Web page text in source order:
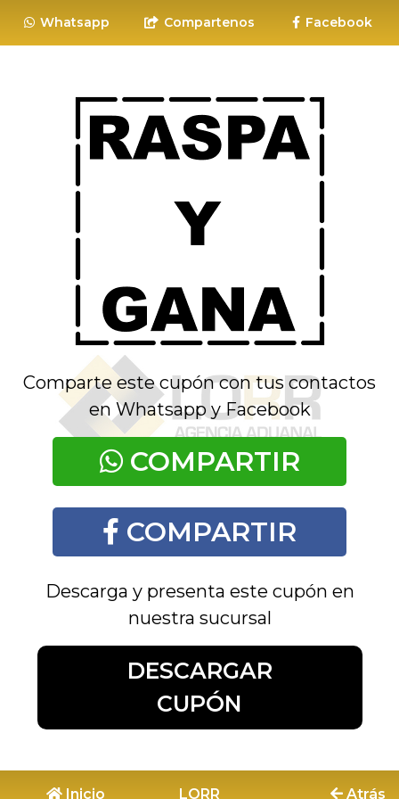
Whatsapp Compartenos Facebook
Comparte este cupón con tus contactos
en Whatsapp y Facebook
COMPARTIR
COMPARTIR
Descarga y presenta este cupón en
nuestra sucursal
DESCARGAR
CUPÓN
Inicio LORR Atrás